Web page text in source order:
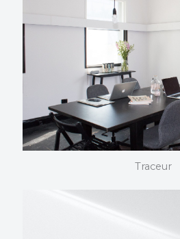
Plus de 190 innovations
références proposées.
standard par les acteurs
sur la
Traceur
Traceur